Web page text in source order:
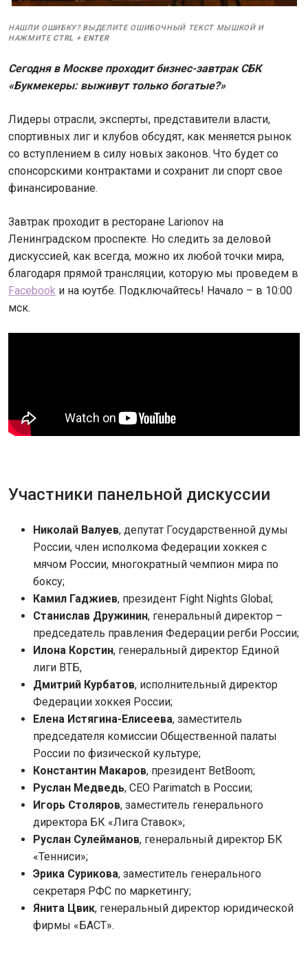
НАШЛИ ОШИБКУ? ВЫДЕЛИТЕ ОШИБОЧНЫЙ ТЕКСТ МЫШКОЙ И
НАЖМИТЕ CTRL + ENTER
Сегодня в Москве проходит бизнес-завтрак СБК
«Букмекеры: выживут только богатые?»
Лидеры отрасли, эксперты, представители власти,
спортивных лиг и клубов обсудят, как меняется рынок
со вступлением в силу новых законов. Что будет со
спонсорскими контрактами и сохранит ли спорт свое
финансирование.
Завтрак проходит в ресторане Larionov на
Ленинградском проспекте. Но следить за деловой
дискуссией, как всегда, можно их любой точки мира,
благодаря прямой трансляции, которую мы проведем в
Facebook и на юутбе. Подключайтесь! Начало – в 10:00
мск.
Участники панельной дискуссии
Николай Валуев, депутат Государственной думы
России, член исполкома Федерации хоккея с
мячом России, многократный чемпион мира по
боксу;
Камил Гаджиев, президент Fight Nights Global;
Станислав Дружинин, генеральный директор –
председатель правления Федерации регби России;
Илона Корстин, генеральный директор Единой
лиги ВТБ,
Дмитрий Курбатов, исполнительный директор
Федерации хоккея России;
Елена Истягина-Елисеева, заместитель
председателя комиссии Общественной палаты
России по физической культуре;
Константин Макаров, президент BetBoom;
Руслан Медведь, CEO Parimatch в России;
Игорь Столяров, заместитель генерального
директора БК «Лига Ставок»;
Руслан Сулейманов, генеральный директор БК
«Тенниси»;
Эрика Сурикова, заместитель генерального
секретаря РФС по маркетингу;
Янита Цвик, генеральный директор юридической
фирмы «БАСТ».